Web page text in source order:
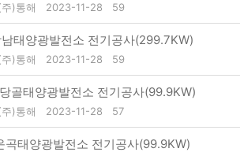
)통해 2023-11-28 59
태양광발전소 전기공사(299.7KW)
)통해 2023-11-28 59
골태양광발전소 전기공사(99.9KW)
)통해 2023-11-28 57
곡태양광발전소 전기공사(99.9KW)